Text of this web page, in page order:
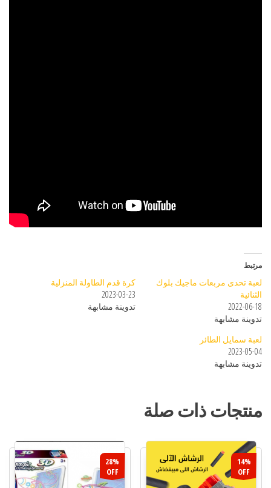
مرتبط
لعبة تحدى مربعات ماجيك بلوك
الثنائية
2022-06-18
تدوينة مشابهة
كرة قدم الطاولة المنزلية
2023-03-23
تدوينة مشابهة
لعبة سمايل الطائر
2023-05-04
تدوينة مشابهة
منتجات ذات صلة
14%
OFF
28%
OFF